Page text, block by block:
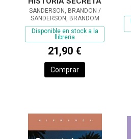
SANDERSON, BRANDON /
SANDERSON, BRANDOM
Disponible en stock a la
llibreria
21,90 €
Comprar